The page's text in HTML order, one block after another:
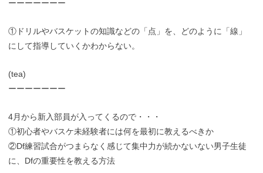
ーーーーーーー
①ドリルやバスケットの知識などの「点」を、どのように「線」
にして指導していくかわからない。
(tea)
ーーーーーーー
4月から新入部員が入ってくるので・・・
①初心者やバスケ未経験者には何を最初に教えるべきか
②Df練習試合がつまらなく感じて集中力が続かないない男子生徒
に、Dfの重要性を教える方法